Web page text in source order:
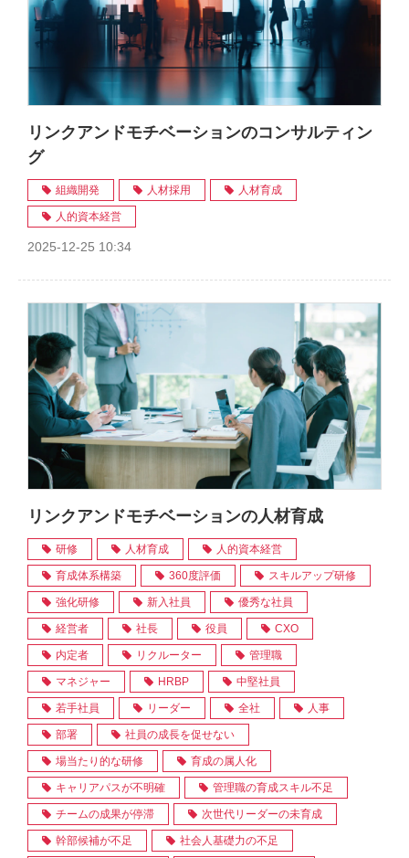
リンクアンドモチベーションのコンサルティン
グ
組織開発 人材採用 人材育成
人的資本経営
2025-12-25 10:34
リンクアンドモチベーションの人材育成
研修 人材育成 人的資本経営
育成体系構築 360度評価 スキルアップ研修
強化研修 新入社員 優秀な社員
経営者 社長 役員 CXO
内定者 リクルーター 管理職
マネジャー HRBP 中堅社員
若手社員 リーダー 全社 人事
部署 社員の成長を促せない
場当たり的な研修 育成の属人化
キャリアパスが不明確 管理職の育成スキル不足
チームの成果が停滞 次世代リーダーの未育成
幹部候補が不足 社会人基礎力の不足